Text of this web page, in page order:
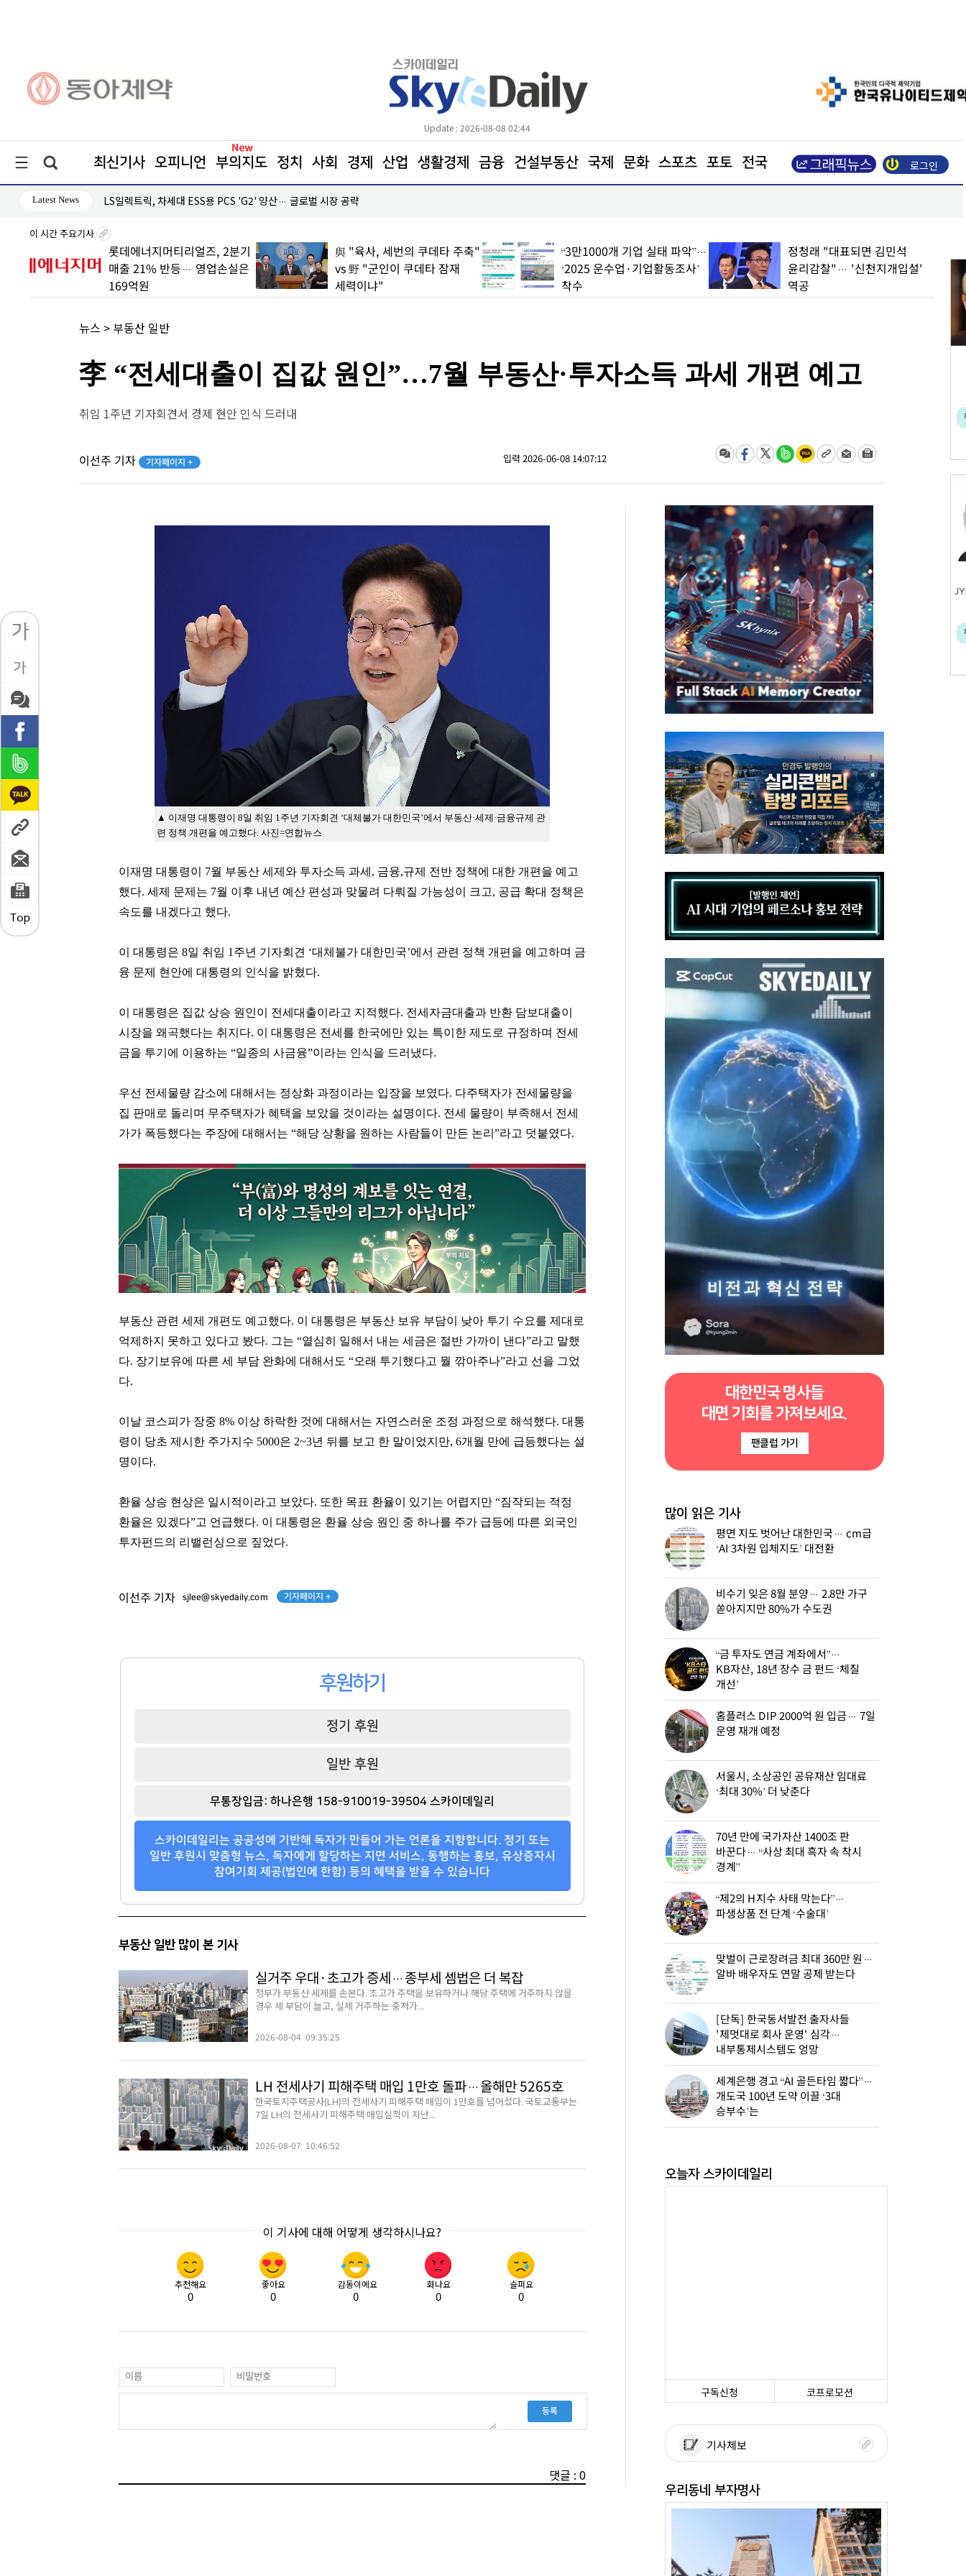
Update : 2026-08-08 02:44
최신기사 오피니언 부의지도 정치 사회 경제 산업 생활경제 금융 건설부동산 국제 문화 스포츠 포토 전국 로그인
Latest News
자 지속 LS일렉트릭, 차세대 ESS용 PCS 'G2' 양산… 글로벌 시장 공략
이 시간 주요기사
롯데에너지머티리얼즈, 2분기
매출 21% 반등… 영업손실은
169억원
與 "육사, 세번의 쿠데타 주축"
vs 野 "군인이 쿠데타 잠재
세력이냐"
“3만1000개 기업 실태 파악”…
‘2025 운수업·기업활동조사’
착수
정청래 "대표되면 김민석
윤리감찰"… '신천지개입설'
역공
뉴스 > 부동산 일반
李 “전세대출이 집값 원인”…7월 부동산·투자소득 과세 개편 예고
취임 1주년 기자회견서 경제 현안 인식 드러내
이선주 기자 기자페이지 + 입력 2026-06-08 14:07:12
▲ 이재명 대통령이 8일 취임 1주년 기자회견 ‘대체불가 대한민국’에서 부동산·세제·금융규제 관
련 정책 개편을 예고했다. 사진=연합뉴스
이재명 대통령이 7월 부동산 세제와 투자소득 과세, 금융,규제 전반 정책에 대한 개편을 예고
했다. 세제 문제는 7월 이후 내년 예산 편성과 맞물려 다뤄질 가능성이 크고, 공급 확대 정책은
속도를 내겠다고 했다.
이 대통령은 8일 취임 1주년 기자회견 ‘대체불가 대한민국’에서 관련 정책 개편을 예고하며 금
융 문제 현안에 대통령의 인식을 밝혔다.
이 대통령은 집값 상승 원인이 전세대출이라고 지적했다. 전세자금대출과 반환 담보대출이
시장을 왜곡했다는 취지다. 이 대통령은 전세를 한국에만 있는 특이한 제도로 규정하며 전세
금을 투기에 이용하는 “일종의 사금융”이라는 인식을 드러냈다.
우선 전세물량 감소에 대해서는 정상화 과정이라는 입장을 보였다. 다주택자가 전세물량을
집 판매로 돌리며 무주택자가 혜택을 보았을 것이라는 설명이다. 전세 물량이 부족해서 전세
가가 폭등했다는 주장에 대해서는 “해당 상황을 원하는 사람들이 만든 논리”라고 덧붙였다.
권성준
[관련 기사]
이해욱
[관련 기사]
곽달원 이환주 백종원
부동산 관련 세제 개편도 예고했다. 이 대통령은 부동산 보유 부담이 낮아 투기 수요를 제대로
억제하지 못하고 있다고 봤다. 그는 “열심히 일해서 내는 세금은 절반 가까이 낸다”라고 말했
다. 장기보유에 따른 세 부담 완화에 대해서도 “오래 투기했다고 뭘 깎아주나”라고 선을 그었
다.
이날 코스피가 장중 8% 이상 하락한 것에 대해서는 자연스러운 조정 과정으로 해석했다. 대통
령이 당초 제시한 주가지수 5000은 2~3년 뒤를 보고 한 말이었지만, 6개월 만에 급등했다는 설
명이다.
환율 상승 현상은 일시적이라고 보았다. 또한 목표 환율이 있기는 어렵지만 “짐작되는 적정
환율은 있겠다”고 언급했다. 이 대통령은 환율 상승 원인 중 하나를 주가 급등에 따른 외국인
투자펀드의 리밸런싱으로 짚었다.
이선주 기자 sjlee@skyedaily.com 기자페이지 +
후원하기
정기 후원
일반 후원
무통장입금: 하나은행 158-910019-39504 스카이데일리
스카이데일리는 공공성에 기반해 독자가 만들어 가는 언론을 지향합니다. 정기 또는
일반 후원시 맞춤형 뉴스, 독자에게 할당하는 지면 서비스, 동행하는 홍보, 유상증자시
참여기회 제공(법인에 한함) 등의 혜택을 받을 수 있습니다
부동산 일반 많이 본 기사
실거주 우대·초고가 증세…종부세 셈법은 더 복잡
정부가 부동산 세제를 손본다. 초고가 주택을 보유하거나 해당 주택에 거주하지 않을
경우 세 부담이 늘고, 실제 거주하는 중저가...
2026-08-04 09:35:25
LH 전세사기 피해주택 매입 1만호 돌파…올해만 5265호
한국토지주택공사(LH)의 전세사기 피해주택 매입이 1만호를 넘어섰다. 국토교통부는
7일 LH의 전세사기 피해주택 매입실적이 지난...
2026-08-07 10:46:52
이 기사에 대해 어떻게 생각하시나요?
추천해요
0
좋아요
0
감동이에요
0
화나요
0
슬퍼요
0
등록
댓글 : 0
대한민국 명사들
대면 기회를 가져보세요.
팬클럽 가기
많이 읽은 기사
평면 지도 벗어난 대한민국… cm급
‘AI 3차원 입체지도’ 대전환
비수기 잊은 8월 분양… 2.8만 가구
쏟아지지만 80%가 수도권
“금 투자도 연금 계좌에서”…
KB자산, 18년 장수 금 펀드 ‘체질
개선’
홈플러스 DIP 2000억 원 입금… 7일
운영 재개 예정
서울시, 소상공인 공유재산 임대료
‘최대 30%’ 더 낮춘다
70년 만에 국가자산 1400조 판
바꾼다… “사상 최대 흑자 속 착시
경계”
“제2의 H지수 사태 막는다”…
파생상품 전 단계 ‘수술대’
맞벌이 근로장려금 최대 360만 원…
알바 배우자도 연말 공제 받는다
[단독] 한국동서발전 출자사들
'제멋대로 회사 운영' 심각…
내부통제시스템도 엉망
세계은행 경고 “AI 골든타임 짧다”…
개도국 100년 도약 이끌 ‘3대
승부수’는
오늘자 스카이데일리
구독신청 코프로모션
기사제보
우리동네 부자명사